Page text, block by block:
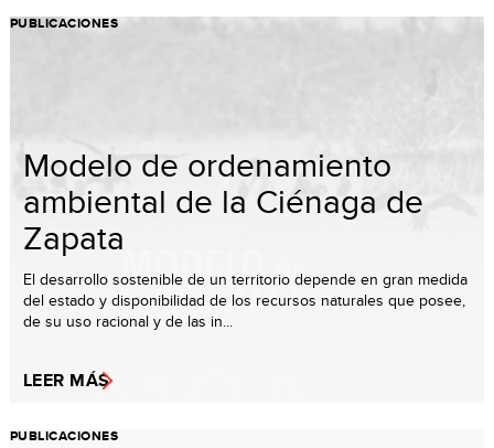
PUBLICACIONES
Modelo de ordenamiento
ambiental de la Ciénaga de
Zapata
El desarrollo sostenible de un territorio depende en gran medida
del estado y disponibilidad de los recursos naturales que posee,
de su uso racional y de las in...
LEER MÁS
PUBLICACIONES